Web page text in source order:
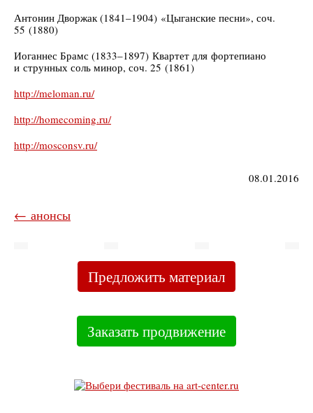
Антонин Дворжак (1841–1904) «Цыганские песни», соч.
55 (1880)
Иоганнес Брамс (1833–1897) Квартет для фортепиано
и струнных соль минор, соч. 25 (1861)
http://meloman.ru/
http://homecoming.ru/
http://mosconsv.ru/
08.01.2016
← анонсы
Предложить материал
Заказать продвижение